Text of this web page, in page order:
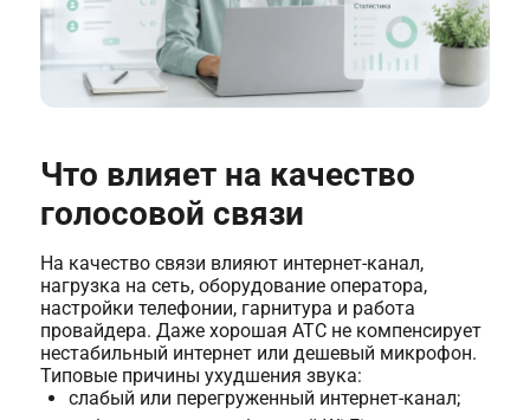
Что влияет на качество
голосовой связи
На качество связи влияют интернет-канал,
нагрузка на сеть, оборудование оператора,
настройки телефонии, гарнитура и работа
провайдера. Даже хорошая АТС не компенсирует
нестабильный интернет или дешевый микрофон.
Типовые причины ухудшения звука:
слабый или перегруженный интернет-канал;